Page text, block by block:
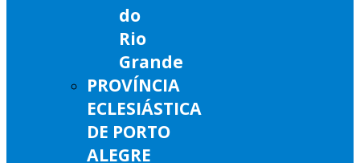
do
Rio
Grande
PROVÍNCIA
ECLESIÁSTICA
DE PORTO
ALEGRE